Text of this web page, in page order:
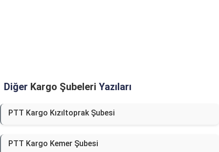
Diğer Kargo Şubeleri Yazıları
PTT Kargo Kızıltoprak Şubesi
PTT Kargo Kemer Şubesi